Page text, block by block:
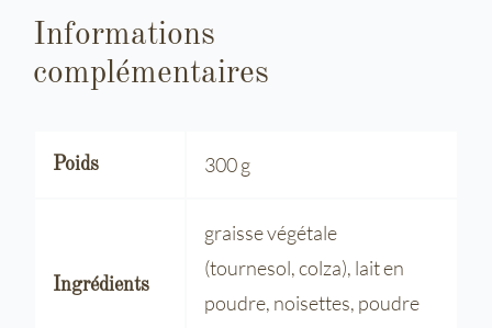
Informations
complémentaires
Poids 300 g
Ingrédients
graisse végétale
(tournesol, colza), lait en
poudre, noisettes, poudre